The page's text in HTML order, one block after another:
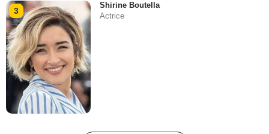
3
Shirine Boutella
Actrice